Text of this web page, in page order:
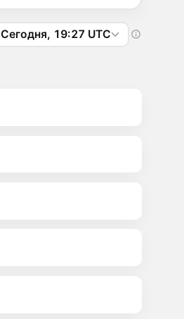
Сегодня, 19:27 UTC